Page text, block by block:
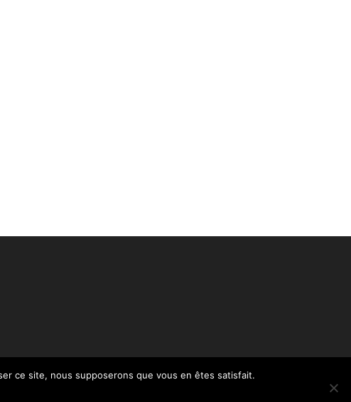
Politique de confidentialité – RGPD
ce site, nous supposerons que vous en êtes satisfait.